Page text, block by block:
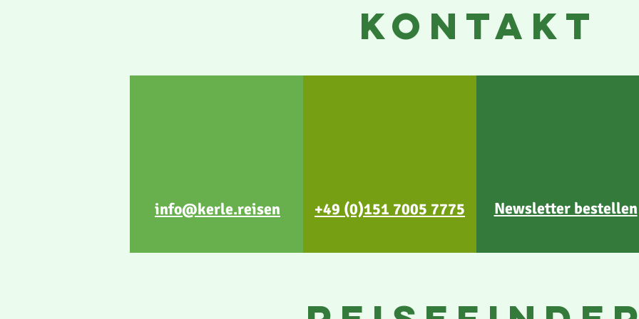
KONTAKT
info@kerle.reisen +49 (0)151 7005 7775 Newsletter bestellen